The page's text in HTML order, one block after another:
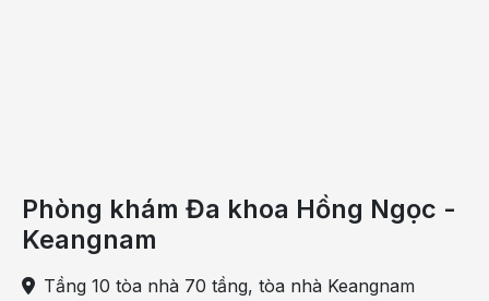
Phòng khám Đa khoa Hồng Ngọc -
Keangnam
Tầng 10 tòa nhà 70 tầng, tòa nhà Keangnam